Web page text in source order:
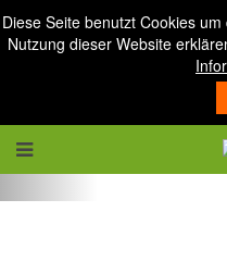
Diese Seite benutzt Cookies
Nutzung dieser Website